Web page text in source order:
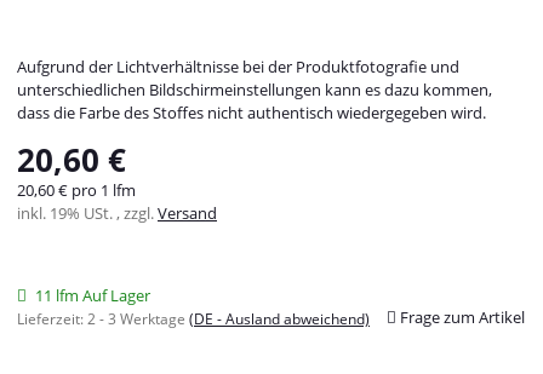
Aufgrund der Lichtverhältnisse bei der Produktfotografie und
unterschiedlichen Bildschirmeinstellungen kann es dazu kommen,
dass die Farbe des Stoffes nicht authentisch wiedergegeben wird.
20,60 €
20,60 € pro 1 lfm
inkl. 19% USt. , zzgl.Versand
11 lfm Auf Lager
Lieferzeit:2 - 3 Werktage (DE - Ausland abweichend) Frage zum Artikel